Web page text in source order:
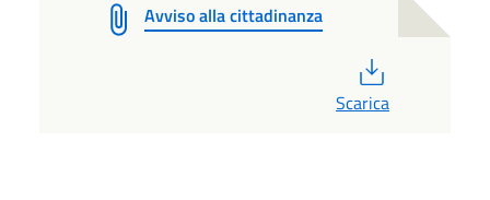
Avviso alla cittadinanza
Scarica